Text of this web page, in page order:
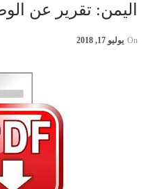
اليمن: تقرير عن
On يوليو 17, 2018